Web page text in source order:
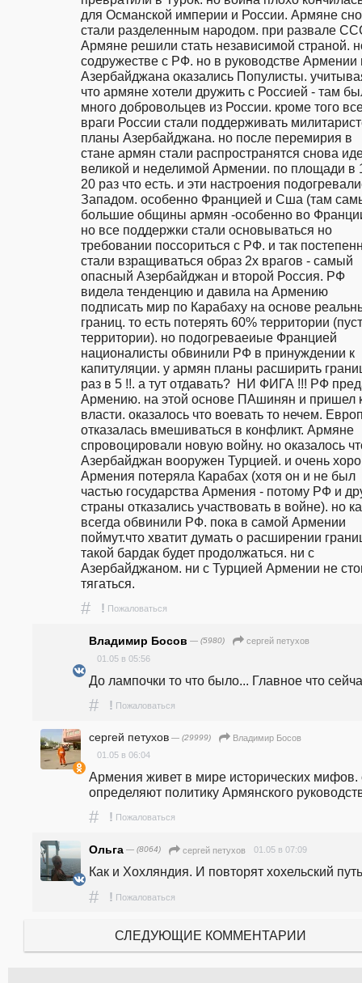
для Османской империи и России. Армяне
стали разделенным народом. при развале
Армяне решили стать независимой страной.
содружестве с РФ. но в руководстве Армении
Азербайджана оказались Популисты.
что армяне хотели дружить с Россией - там
много добровольцев из России. кроме того
враги России стали поддерживать
планы Азербайджана. но после перемирия в
стане армян стали распространятся снова
великой и неделимой Армении. по площади в
20 раз что есть. и эти настроения
Западом. особенно Францией и Сша (там
большие общины армян -особенно во
но все поддержки стали основываться но
требовании поссориться с РФ. и так
стали взращиваться образ 2х врагов - самый
опасный Азербайджан и второй Россия. РФ
видела тенденцию и давила на Армению
подписать мир по Карабаху на основе
границ. то есть потерять 60% территории
территории). но подогреваеиые Францией
националисты обвинили РФ в принуждении к
капитуляции. у армян планы расширить
раз в 5 !!. а тут отдавать?  НИ ФИГА !!! РФ
Армению. на этой основе ПАшинян и пришел
власти. оказалось что воевать то нечем.
отказалась вмешиваться в конфликт. Армяне
спровоцировали новую войну. но оказалось
Азербайджан вооружен Турцией. и очень
Армения потеряла Карабах (хотя он и не был
частью государства Армения - потому РФ и
страны отказались участвовать в войне). но
всегда обвинили РФ. пока в самой Армении
поймут.что хватит думать о расширении
такой бардак будет продолжаться. ни с
Азербайджаном. ни с Турцией Армении не
тягаться.
# ! Пожаловаться
Владимир Босов — (5980)
сергей петухов
01.05 в 05:56
До лампочки то что было... Главное что
# ! Пожаловаться
сергей петухов — (29999)
Владимир Босов
01.05 в 06:04
Армения живет в мире исторических мифов.
определяют политику Армянского
# ! Пожаловаться
Ольга — (8064) сергей петухов 01.05 в 07:09
Как и Хохляндия. И повторят хохельский
# ! Пожаловаться
СЛЕДУЮЩИЕ КОММЕНТАРИИ